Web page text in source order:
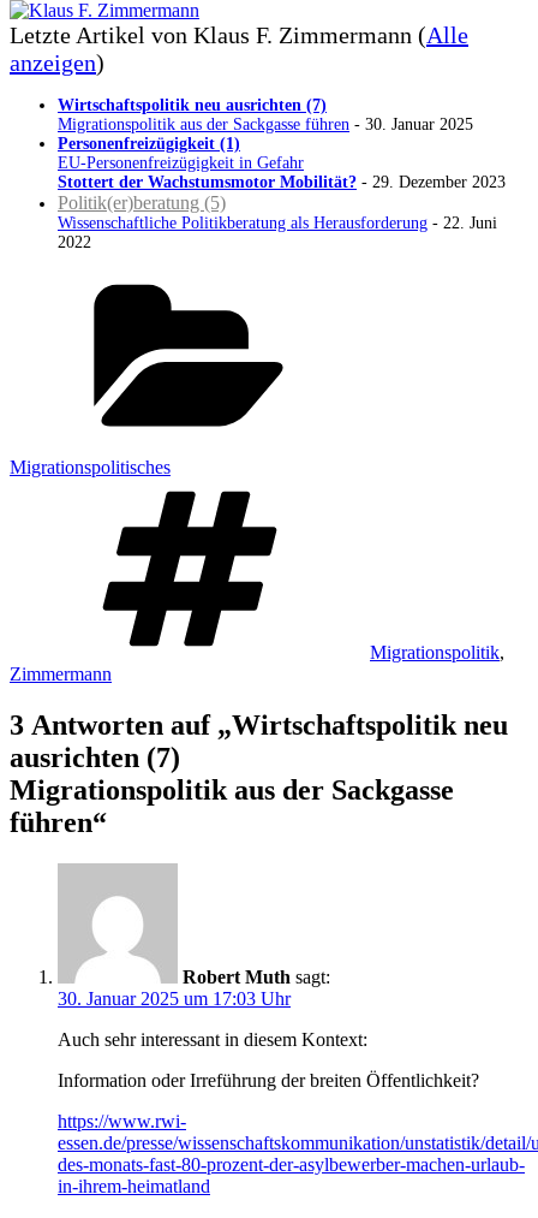
Letzte Artikel von Klaus F. Zimmermann (Alle
anzeigen)
Wirtschaftspolitik neu ausrichten (7)
Migrationspolitik aus der Sackgasse führen - 30. Januar 2025
Personenfreizügigkeit (1)
EU-Personenfreizügigkeit in Gefahr
Stottert der Wachstumsmotor Mobilität? - 29. Dezember 2023
Politik(er)beratung (5)
Wissenschaftliche Politikberatung als Herausforderung - 22. Juni
2022
Migrationspolitisches
Migrationspolitik,
Zimmermann
3 Antworten auf „Wirtschaftspolitik neu
ausrichten (7)
Migrationspolitik aus der Sackgasse
führen“
Robert Muth sagt:
30. Januar 2025 um 17:03 Uhr
Auch sehr interessant in diesem Kontext:
Information oder Irreführung der breiten Öffentlichkeit?
https://www.rwi-
essen.de/presse/wissenschaftskommunikation/unstatistik/detail/
des-monats-fast-80-prozent-der-asylbewerber-machen-urlaub-
in-ihrem-heimatland